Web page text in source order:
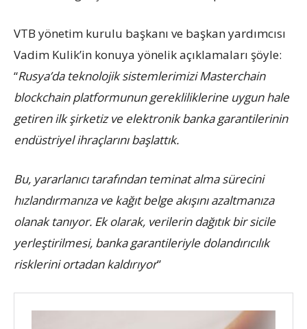
VTB yönetim kurulu başkanı ve başkan yardımcısı
Vadim Kulik’in konuya yönelik açıklamaları şöyle:
“Rusya’da teknolojik sistemlerimizi Masterchain
blockchain platformunun gerekliliklerine uygun hale
getiren ilk şirketiz ve elektronik banka garantilerinin
endüstriyel ihraçlarını başlattık.
Bu, yararlanıcı tarafından teminat alma sürecini
hızlandırmanıza ve kağıt belge akışını azaltmanıza
olanak tanıyor. Ek olarak, verilerin dağıtık bir sicile
yerleştirilmesi, banka garantileriyle dolandırıcılık
risklerini ortadan kaldırıyor”